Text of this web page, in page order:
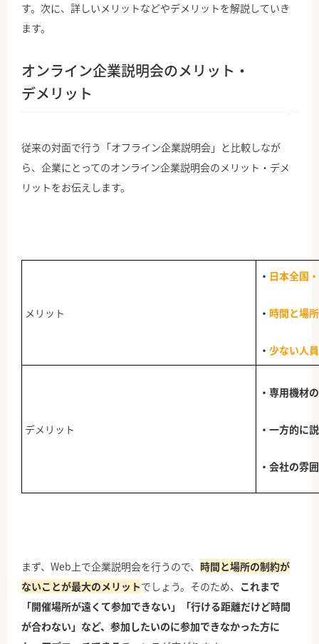
す。次に、詳しいメリットなどやデメリットを解説していき
ます。
オンライン企業説明会のメリット・
デメリット
従来の対面で行う「オフライン企業説明会」と比較しなが
ら、企業にとってのオンライン企業説明会のメリット・デメ
リットをお伝えします。
メリット
・ 日本全国
・ 時間と場所
・ 少ない人員
デメリット
・専用機材
・一方的に
・会社の雰
まず、Web上で企業説明会を行うので、 時間と場所の制約が
ないことが最大のメリットでしょう。そのため、 これまで
「開催場所が遠くて参加できない」「行ける距離だけど時間
が合わない」など、参加したいのに参加できなかった方に